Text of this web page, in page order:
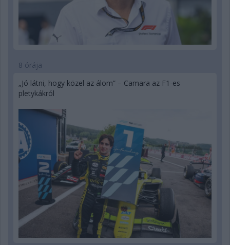
8 órája
„Jó látni, hogy közel az álom” – Camara az F1-es
pletykákról